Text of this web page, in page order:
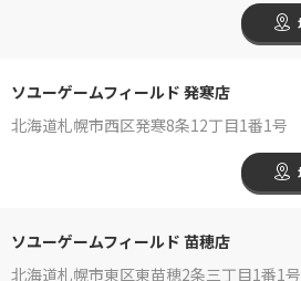
ソユーゲームフィールド 発寒店
北海道札幌市西区発寒8条12丁目1番1
ソユーゲームフィールド 苗穂店
北海道札幌市東区東苗穂2条三丁目1番